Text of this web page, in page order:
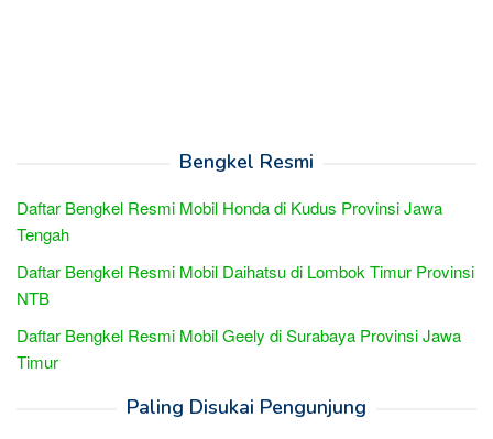
Bengkel Resmi
Daftar Bengkel Resmi Mobil Honda di Kudus Provinsi Jawa
Tengah
Daftar Bengkel Resmi Mobil Daihatsu di Lombok Timur Provinsi
NTB
Daftar Bengkel Resmi Mobil Geely di Surabaya Provinsi Jawa
Timur
Paling Disukai Pengunjung